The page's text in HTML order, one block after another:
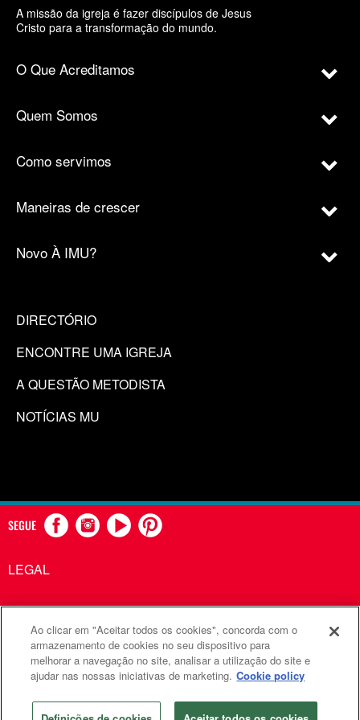
A missão da igreja é fazer discípulos de Jesus
Cristo para a transformação do mundo.
O Que Acreditamos
Quem Somos
Como servimos
Maneiras de crescer
Novo À IMU?
DIRECTÓRIO
ENCONTRE UMA IGREJA
A QUESTÃO METODISTA
NOTÍCIAS MU
SEGUE
LEGAL
Comunicações Metodistas Unidas é uma agência da Igreja
Metodista Unida
©2026 Comunicações Metodistas Unidas. Todos os direitos
reservados
Ao clicar em "Aceitar todos os cookies", concorda com o
armazenamento de cookies no seu dispositivo para
melhorar a navegação no site, analisar a utilização do site e
ajudar nas nossas iniciativas de marketing. Cookie policy